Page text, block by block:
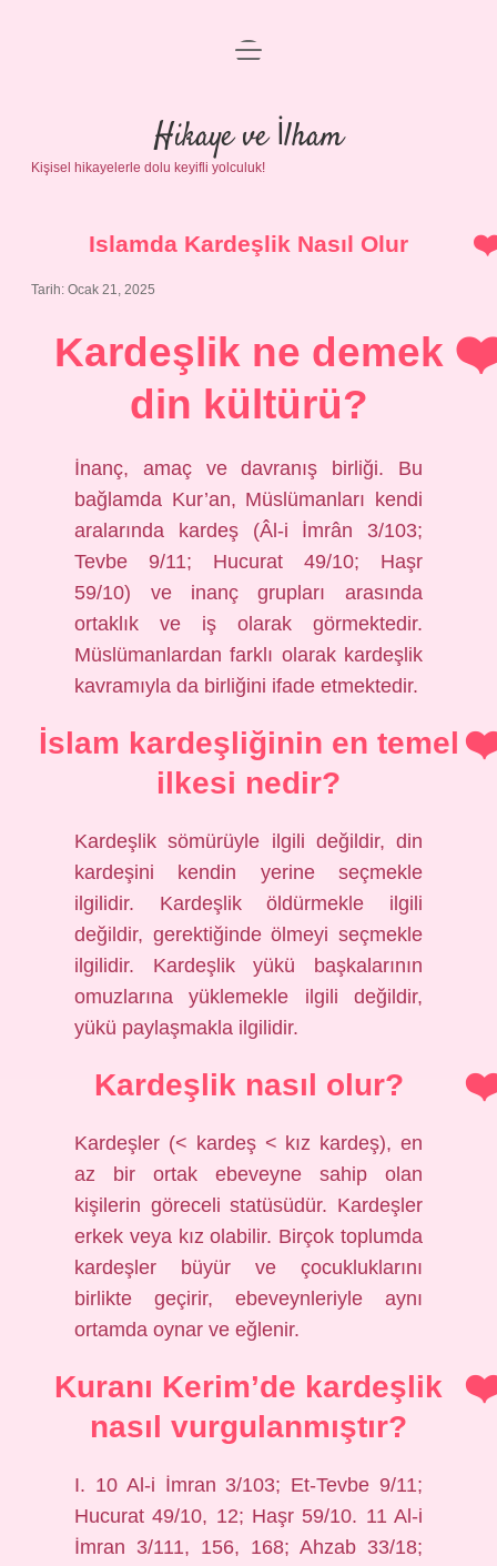
Anasayfa
Gizlilik Politikası
Yasal Uyarı
menüyü
Hikaye ve İlham
Kişisel hikayelerle dolu keyifli yolculuk!
Islamda Kardeşlik Nasıl Olur
Tarih: Ocak 21, 2025
Kardeşlik ne demek
din kültürü?
İnanç, amaç ve davranış birliği. Bu
bağlamda Kur’an, Müslümanları kendi
aralarında kardeş (Âl-i İmrân 3/103;
Tevbe 9/11; Hucurat 49/10; Haşr
59/10) ve inanç grupları arasında
ortaklık ve iş olarak görmektedir.
Müslümanlardan farklı olarak kardeşlik
kavramıyla da birliğini ifade etmektedir.
İslam kardeşliğinin en temel
ilkesi nedir?
Kardeşlik sömürüyle ilgili değildir, din
kardeşini kendin yerine seçmekle
ilgilidir. Kardeşlik öldürmekle ilgili
değildir, gerektiğinde ölmeyi seçmekle
ilgilidir. Kardeşlik yükü başkalarının
omuzlarına yüklemekle ilgili değildir,
yükü paylaşmakla ilgilidir.
Kardeşlik nasıl olur?
Kardeşler (< kardeş < kız kardeş), en
az bir ortak ebeveyne sahip olan
kişilerin göreceli statüsüdür. Kardeşler
erkek veya kız olabilir. Birçok toplumda
kardeşler büyür ve çocukluklarını
birlikte geçirir, ebeveynleriyle aynı
ortamda oynar ve eğlenir.
Kuranı Kerim’de kardeşlik
nasıl vurgulanmıştır?
I. 10 Al-i İmran 3/103; Et-Tevbe 9/11;
Hucurat 49/10, 12; Haşr 59/10. 11 Al-i
İmran 3/111, 156, 168; Ahzab 33/18;